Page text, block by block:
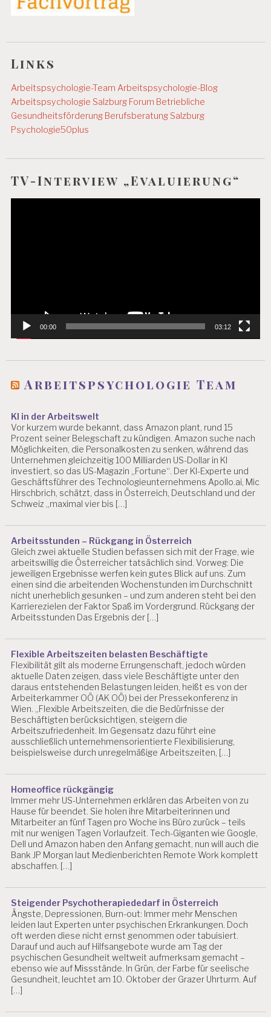
Links
Arbeitspsychologie-TeamArbeitspsychologie-Blog
Arbeitspsychologie Salzburg Forum Betriebliche
Gesundheitsförderung Berufsberatung Salzburg
Psychologie50plus
TV-Interview „Evaluierung“
00:00 03:12
Arbeitspsychologie Team
KI in der Arbeitswelt
Vor kurzem wurde bekannt, dass Amazon plant, rund 15
Prozent seiner Belegschaft zu kündigen. Amazon suche nach
Möglichkeiten, die Personalkosten zu senken, während das
Unternehmen gleichzeitig 100 Milliarden US-Dollar in KI
investiert, so das US-Magazin „Fortune“. Der KI-Experte und
Geschäftsführer des Technologieunternehmens Apollo.ai, Mic
Hirschbrich, schätzt, dass in Österreich, Deutschland und der
Schweiz „maximal vier bis […]
Arbeitsstunden – Rückgang in Österreich
Gleich zwei aktuelle Studien befassen sich mit der Frage, wie
arbeitswillig die Österreicher tatsächlich sind. Vorweg: Die
jeweiligen Ergebnisse werfen kein gutes Blick auf uns. Zum
einen sind die arbeitenden Wochenstunden im Durchschnitt
nicht unerheblich gesunken – und zum anderen steht bei den
Karrierezielen der Faktor Spaß im Vordergrund. Rückgang der
Arbeitsstunden Das Ergebnis der […]
Flexible Arbeitszeiten belasten Beschäftigte
Flexibilität gilt als moderne Errungenschaft, jedoch würden
aktuelle Daten zeigen, dass viele Beschäftigte unter den
daraus entstehenden Belastungen leiden, heißt es von der
Arbeiterkammer OÖ (AK OÖ) bei der Pressekonferenz in
Wien. „Flexible Arbeitszeiten, die die Bedürfnisse der
Beschäftigten berücksichtigen, steigern die
Arbeitszufriedenheit. Im Gegensatz dazu führt eine
ausschließlich unternehmensorientierte Flexibilisierung,
beispielsweise durch unregelmäßige Arbeitszeiten, […]
Homeoffice rückgängig
Immer mehr US-Unternehmen erklären das Arbeiten von zu
Hause für beendet. Sie holen ihre Mitarbeiterinnen und
Mitarbeiter an fünf Tagen pro Woche ins Büro zurück – teils
mit nur wenigen Tagen Vorlaufzeit. Tech-Giganten wie Google,
Dell und Amazon haben den Anfang gemacht, nun will auch die
Bank JP Morgan laut Medienberichten Remote Work komplett
abschaffen. […]
Steigender Psychotherapiededarf in Österreich
Ängste, Depressionen, Burn-out: Immer mehr Menschen
leiden laut Experten unter psychischen Erkrankungen. Doch
oft werden diese nicht ernst genommen oder tabuisiert.
Darauf und auch auf Hilfsangebote wurde am Tag der
psychischen Gesundheit weltweit aufmerksam gemacht –
ebenso wie auf Missstände. In Grün, der Farbe für seelische
Gesundheit, leuchtet am 10. Oktober der Grazer Uhrturm. Auf
[…]